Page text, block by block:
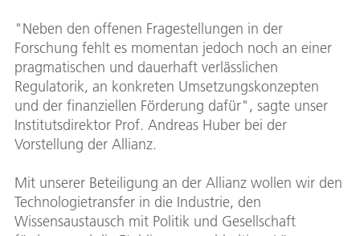
"Neben den offenen Fragestellungen in der
Forschung fehlt es momentan jedoch noch an einer
pragmatischen und dauerhaft verlässlichen
Regulatorik, an konkreten Umsetzungskonzepten
und der finanziellen Förderung dafür", sagte unser
Institutsdirektor Prof. Andreas Huber bei der
Vorstellung der Allianz.
Mit unserer Beteiligung an der Allianz wollen wir den
Technologietransfer in die Industrie, den
Wissensaustausch mit Politik und Gesellschaft